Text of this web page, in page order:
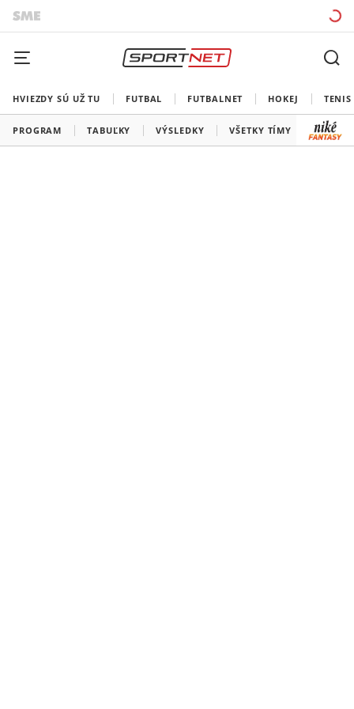
HVIEZDY SÚ UŽ TU FUTBAL FUTBALNET HOKEJ TENIS
PROGRAM TABUĽKY VÝSLEDKY VŠETKY TÍMY